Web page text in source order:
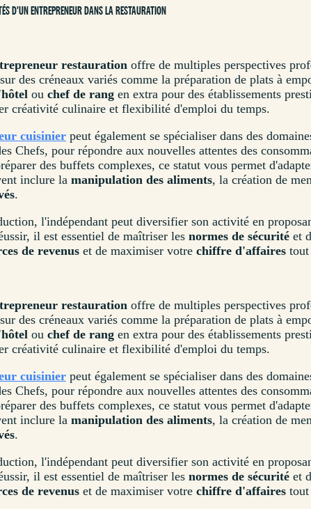
D'UN ENTREPRENEUR DANS LA RESTAURATION
restauration offre de multiples perspectives
des créneaux variés comme la préparation de plats à
ou chef de rang en extra pour des établissements
créativité culinaire et flexibilité d'emploi du temps.
cuisinier peut également se spécialiser dans des
Chefs, pour répondre aux nouvelles attentes des
des buffets complexes, ce statut vous permet
inclure la manipulation des aliments, la création de
.
l'indépendant peut diversifier son activité en
il est essentiel de maîtriser les normes de sécurité et
de revenus et de maximiser votre chiffre d'affaires
restauration offre de multiples perspectives
des créneaux variés comme la préparation de plats à
ou chef de rang en extra pour des établissements
créativité culinaire et flexibilité d'emploi du temps.
cuisinier peut également se spécialiser dans des
Chefs, pour répondre aux nouvelles attentes des
des buffets complexes, ce statut vous permet
inclure la manipulation des aliments, la création de
.
l'indépendant peut diversifier son activité en
il est essentiel de maîtriser les normes de sécurité et
de revenus et de maximiser votre chiffre d'affaires